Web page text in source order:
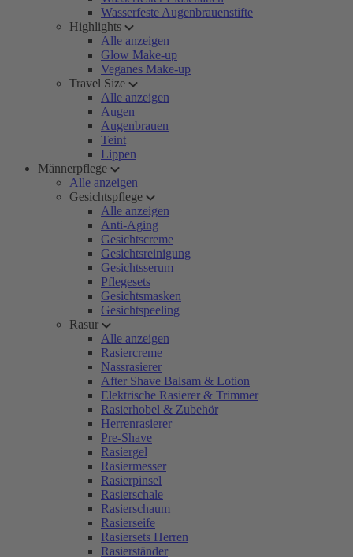
Wasserfeste Augenbrauenstifte
Highlights
Alle anzeigen
Glow Make-up
Veganes Make-up
Travel Size
Alle anzeigen
Augen
Augenbrauen
Teint
Lippen
Männerpflege
Alle anzeigen
Gesichtspflege
Alle anzeigen
Anti-Aging
Gesichtscreme
Gesichtsreinigung
Gesichtsserum
Pflegesets
Gesichtsmasken
Gesichtspeeling
Rasur
Alle anzeigen
Rasiercreme
Nassrasierer
After Shave Balsam & Lotion
Elektrische Rasierer & Trimmer
Rasierhobel & Zubehör
Herrenrasierer
Pre-Shave
Rasiergel
Rasiermesser
Rasierpinsel
Rasierschale
Rasierschaum
Rasierseife
Rasiersets Herren
Rasierständer